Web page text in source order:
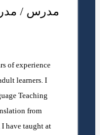
مدرس /
of experience
learners. I
Teaching
from
I have taught at